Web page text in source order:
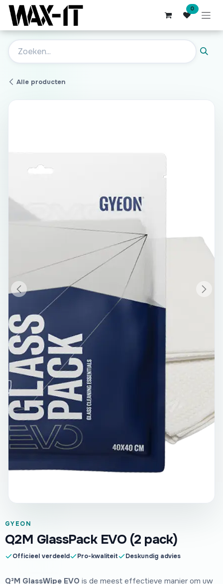
Overslaan naar inhoud 0
Alle producten
GYEON
Q2M GlassPack EVO (2 pack)
Officieel verdeeld Pro-kwaliteit Deskundig advies
Q²M GlassWipe EVO is de meest effectieve manier om uw